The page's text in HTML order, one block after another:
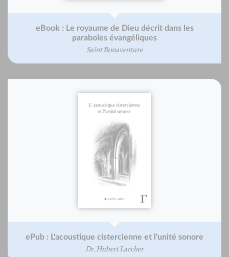
eBook : Le royaume de Dieu décrit dans les
paraboles évangéliques
Saint Bonaventure
ePub : L'acoustique cistercienne et l'unité sonore
Dr. Hubert Larcher